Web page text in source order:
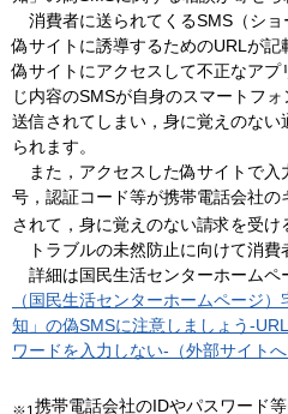
消費者に送られてくるSMS（シ
偽サイトに誘導するためのURLが記
偽サイトにアクセスして不正なア
じ内容のSMSが自身のスマートフ
送信されてしまい，身に覚えのな
られます。
また ，アクセスした偽サイトで
号，認証コード等が携帯電話会社の
されて，身に覚えのない請求を受け
トラブルの未然防止に向けて消費
詳細は国民生活センターホームペ
（国民生活センターホームページ
知」の偽SMSに注意しましょう-
ワードを入力しない-（外部サイトへ
携帯電話会社のIDやパスワード